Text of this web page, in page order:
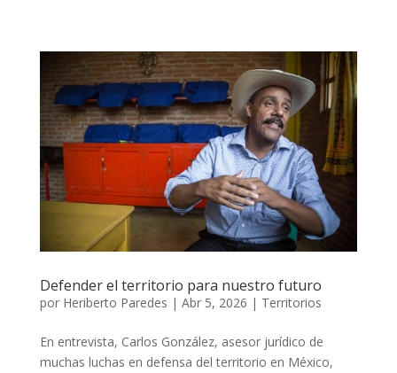
Defender el territorio para nuestro futuro
por Heriberto Paredes | Abr 5, 2026 | Territorios
En entrevista, Carlos González, asesor jurídico de
muchas luchas en defensa del territorio en México,